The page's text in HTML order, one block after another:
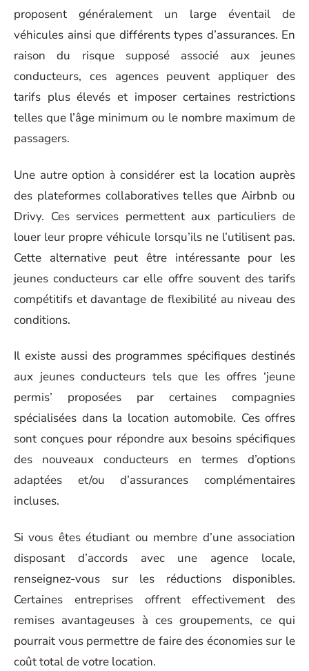
proposent généralement un large éventail de
véhicules ainsi que différents types d’assurances. En
raison du risque supposé associé aux jeunes
conducteurs, ces agences peuvent appliquer des
tarifs plus élevés et imposer certaines restrictions
telles que l’âge minimum ou le nombre maximum de
passagers.
Une autre option à considérer est la location auprès
des plateformes collaboratives telles que Airbnb ou
Drivy. Ces services permettent aux particuliers de
louer leur propre véhicule lorsqu’ils ne l’utilisent pas.
Cette alternative peut être intéressante pour les
jeunes conducteurs car elle offre souvent des tarifs
compétitifs et davantage de flexibilité au niveau des
conditions.
Il existe aussi des programmes spécifiques destinés
aux jeunes conducteurs tels que les offres ‘jeune
permis’ proposées par certaines compagnies
spécialisées dans la location automobile. Ces offres
sont conçues pour répondre aux besoins spécifiques
des nouveaux conducteurs en termes d’options
adaptées et/ou d’assurances complémentaires
incluses.
Si vous êtes étudiant ou membre d’une association
disposant d’accords avec une agence locale,
renseignez-vous sur les réductions disponibles.
Certaines entreprises offrent effectivement des
remises avantageuses à ces groupements, ce qui
pourrait vous permettre de faire des économies sur le
coût total de votre location.